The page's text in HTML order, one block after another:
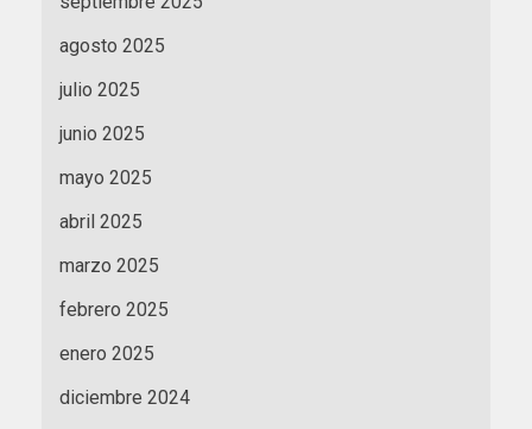
agosto 2025
julio 2025
junio 2025
mayo 2025
abril 2025
marzo 2025
febrero 2025
enero 2025
diciembre 2024